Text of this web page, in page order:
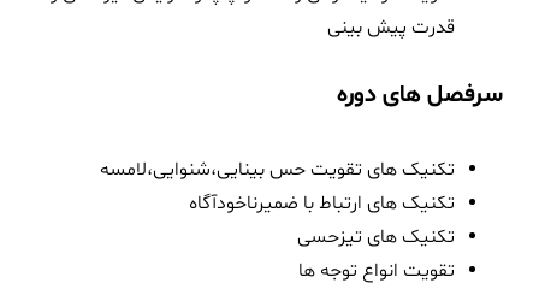
قدرت پیش بینی
سرفصل های دوره
تکنیک های تقویت حس بینایی،شنوایی،لامسه
تکنیک های ارتباط با ضمیرناخودآگاه
تکنیک های تیزحسی
تقویت انواع توجه ها